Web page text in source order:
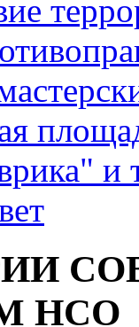
и
НСО